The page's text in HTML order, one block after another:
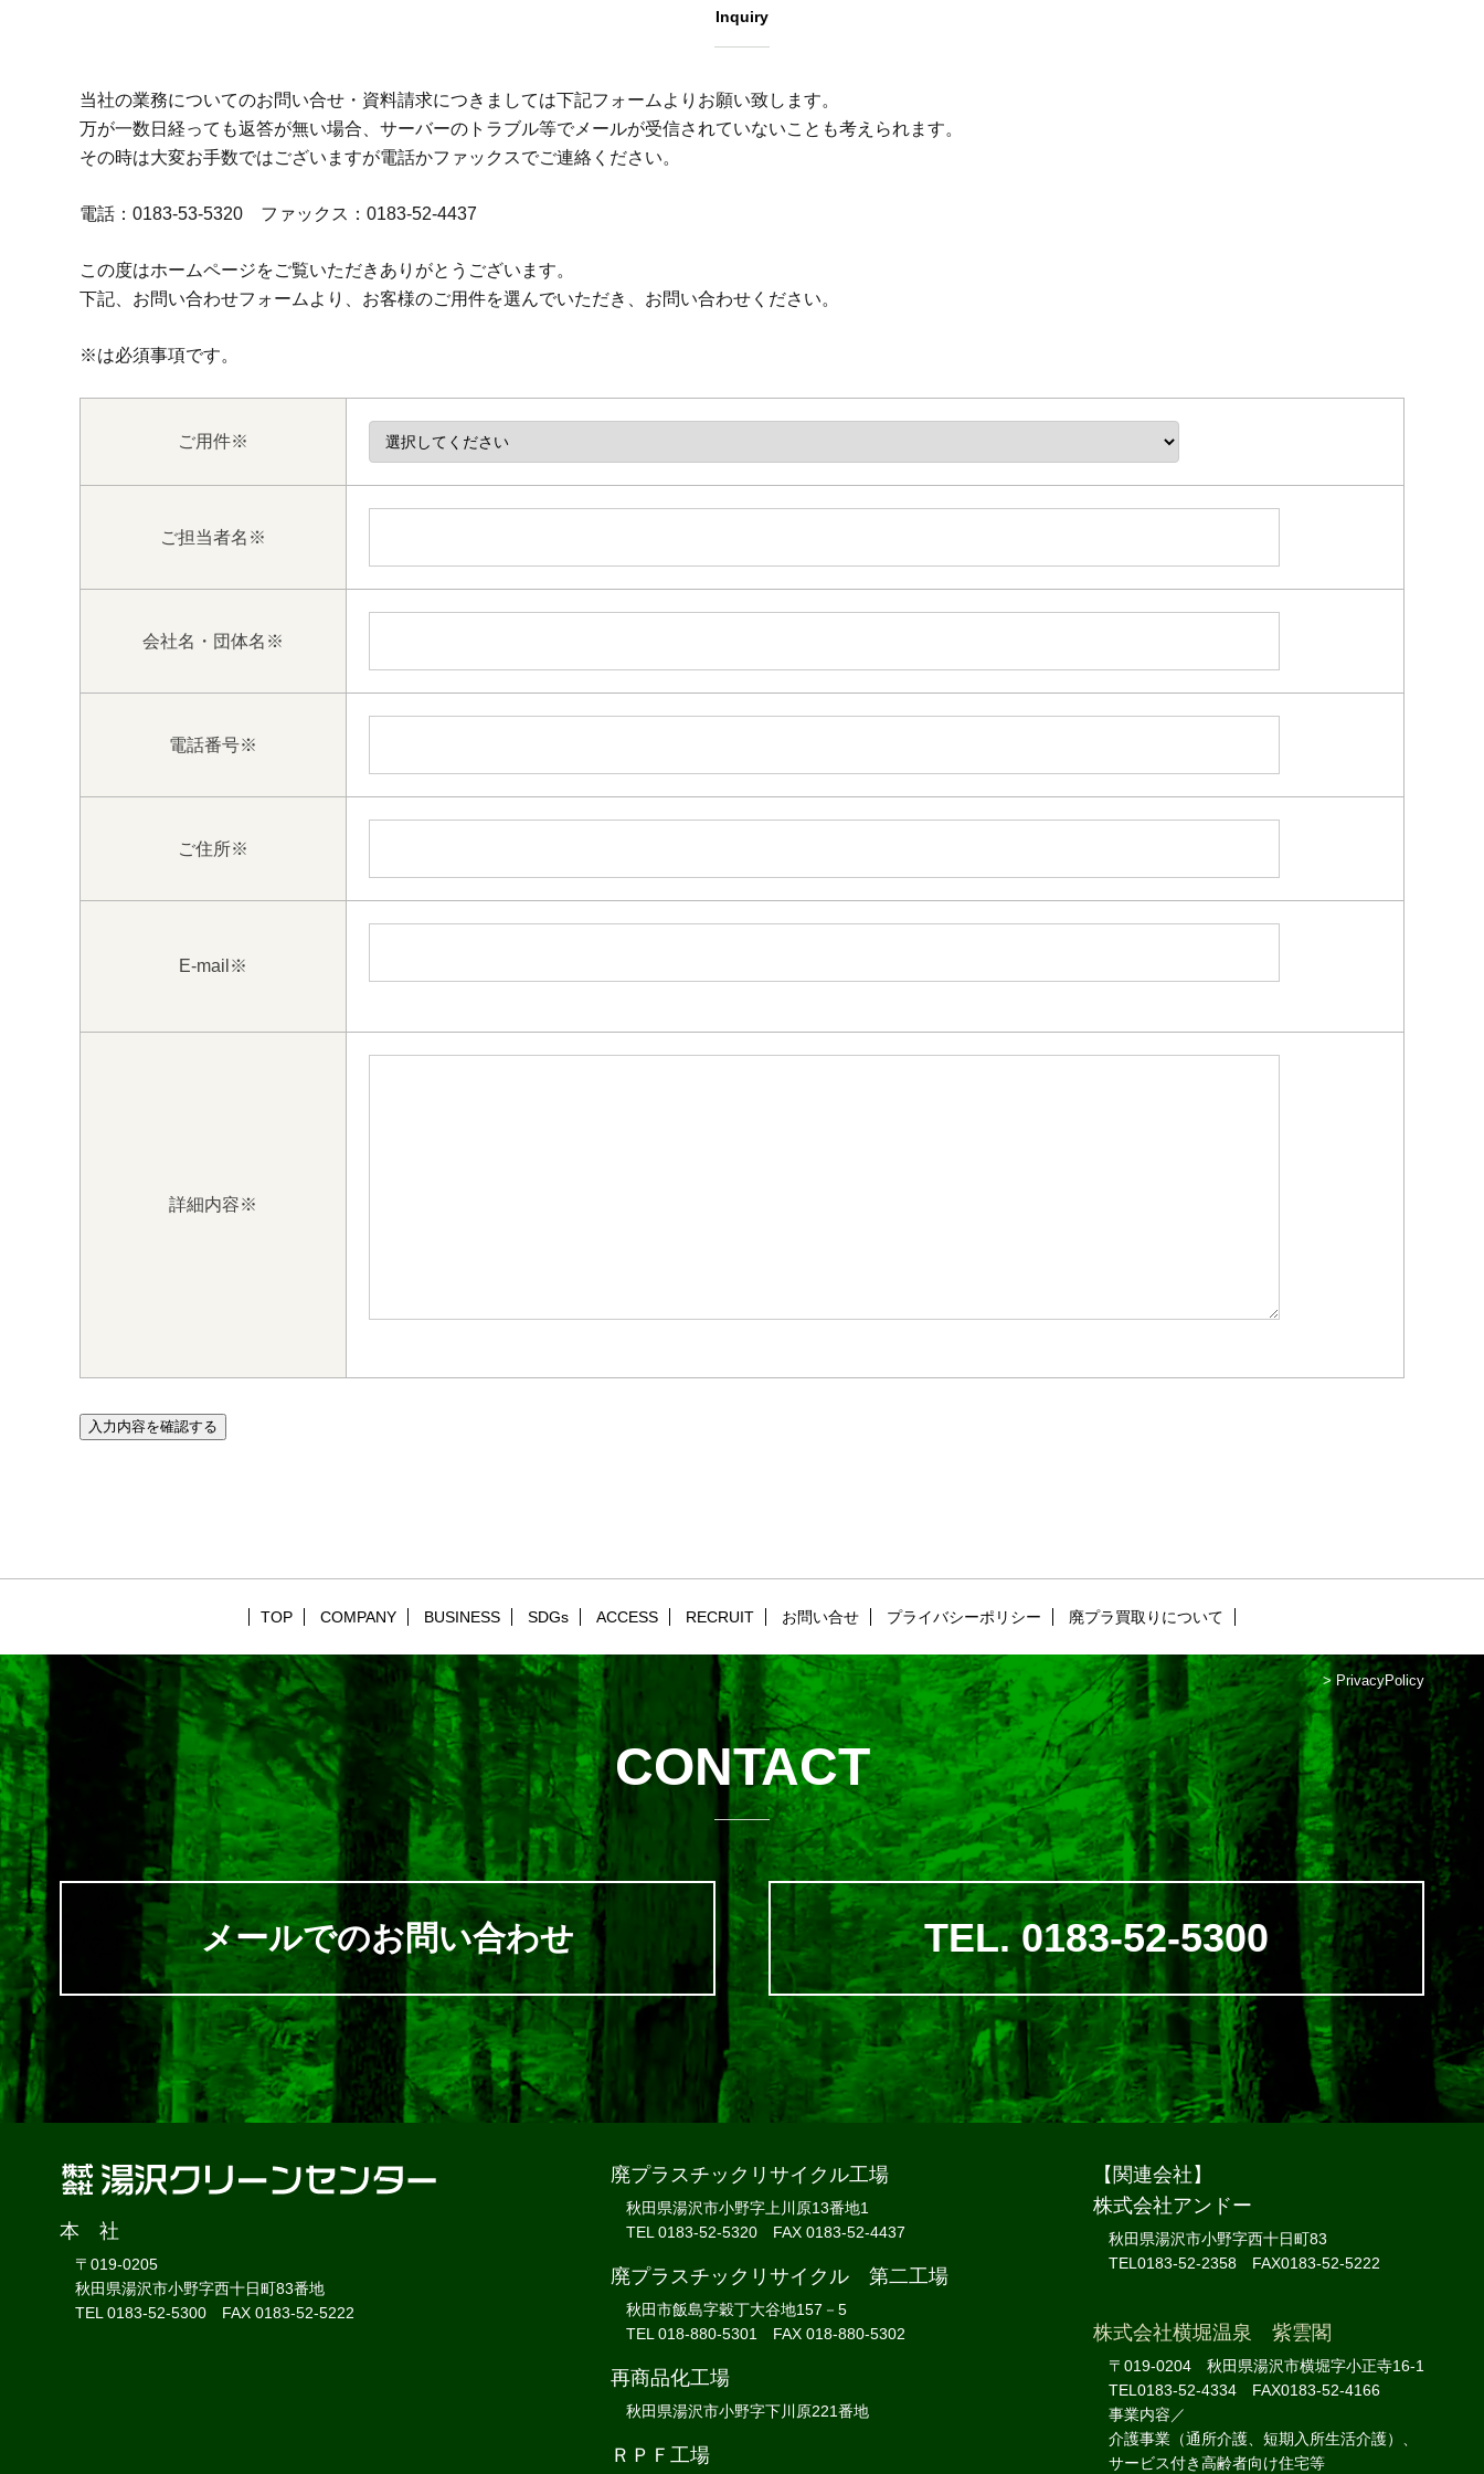
Inquiry
当社の業務についてのお問い合せ・資料請求につきましては下記フォームよりお願い致します。
万が一数日経っても返答が無い場合、サーバーのトラブル等でメールが受信されていないことも考えられます。
その時は大変お手数ではございますが電話かファックスでご連絡ください。
電話：0183-53-5320 ファックス：0183-52-4437
この度はホームページをご覧いただきありがとうございます。
下記、お問い合わせフォームより、お客様のご用件を選んでいただき、お問い合わせください。
※は必須事項です。
ご用件※
ご担当者名 ※
会社名・団体名 ※
電話番号※
ご住所※
E-mail ※
詳細内容※
TOP COMPANY BUSINESS SDGs ACCESS RECRUIT お問い合せ プライバシーポリシー 廃プラ買取りについて
> PrivacyPolicy
CONTACT
メールでのお問い合わせ TEL. 0183-52-5300
本 社
〒019-0205
秋田県湯沢市小野字西十日町83番地
TEL 0183-52-5300 FAX 0183-52-5222
廃プラスチックリサイクル工場
秋田県湯沢市小野字上川原13番地1
TEL 0183-52-5320 FAX 0183-52-4437
廃プラスチックリサイクル 第二工場
秋田市飯島字穀丁大谷地157－5
TEL 018-880-5301 FAX 018-880-5302
再商品化工場
秋田県湯沢市小野字下川原221番地
ＲＰＦ工場
【関連会社】
株式会社アンドー
秋田県湯沢市小野字西十日町83
TEL0183-52-2358 FAX0183-52-5222
株式会社横堀温泉 紫雲閣
〒019-0204 秋田県湯沢市横堀字小正寺16-1
TEL0183-52-4334 FAX0183-52-4166
事業内容／
介護事業（通所介護、短期入所生活介護）、
サービス付き高齢者向け住宅等